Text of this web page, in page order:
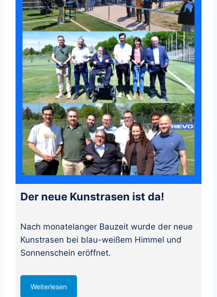
Der neue Kunstrasen ist da!
Nach monatelanger Bauzeit wurde der neue
Kunstrasen bei blau-weißem Himmel und
Sonnenschein eröffnet.
Weiterlesen